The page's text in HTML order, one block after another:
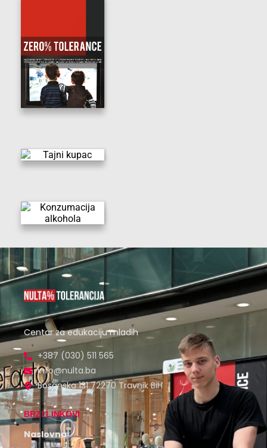
Centar za edukaciju mladih
+387 (030) 511 565
info@nulta.ba
Bosanska 131 72270 Travnik BiH
BRZI LINKOVI
Naslovna